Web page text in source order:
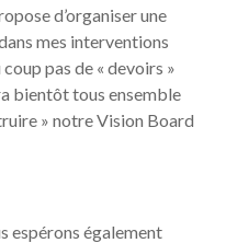
d’organiser une
mes interventions
pas de « devoirs »
bientôt tous ensemble
» notre Vision Board
espérons également